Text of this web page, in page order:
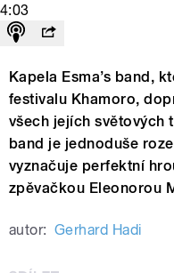
4:03
Kapela Esma’s band,
festivalu Khamoro,
všech jejích světových
band je jednoduše
vyznačuje perfektní
zpěvačkou Eleonorou
autor: Gerhard Hadi